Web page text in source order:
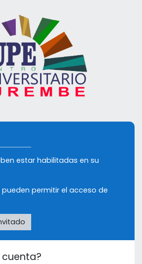
estar habilitadas en su
permitir el acceso de
cuenta?